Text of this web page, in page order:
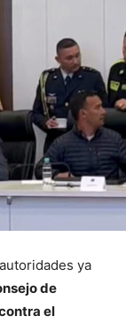
ya
de
el